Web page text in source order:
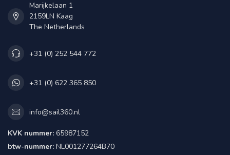
Marijkelaan 1
2159LN Kaag
The Netherlands
+31 (0) 252 544 772
+31 (0) 622 365 850
info@sail360.nl
KVK nummer: 65987152
btw-nummer: NL001277264B70